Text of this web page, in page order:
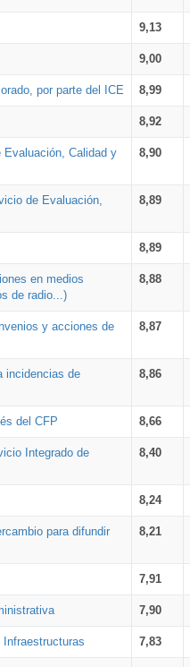
9,13
9,00
por parte del ICE 8,99
8,92
Calidad y
8,90
de Evaluación,
8,89
8,89
en medios
de radio...)
8,88
y acciones de
8,87
incidencias de
8,86
del CFP 8,66
Integrado de
8,40
8,24
para difundir
8,21
7,91
7,90
7,83